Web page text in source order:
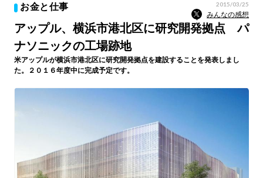
お金と仕事 2015/03/25
みんなの感想
アップル、横浜市港北区に研究開発拠点 パ
ナソニックの工場跡地
米アップルが横浜市港北区に研究開発拠点を建設することを発表しまし
た。２０１６年度中に完成予定です。